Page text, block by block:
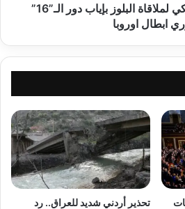
ديمبلي يقود كتيبة انريكي لملاقاة البلوز بإياب دور الـ”16”
ابطال اوروبا
تحذير أردني شديد للعراق.. رد